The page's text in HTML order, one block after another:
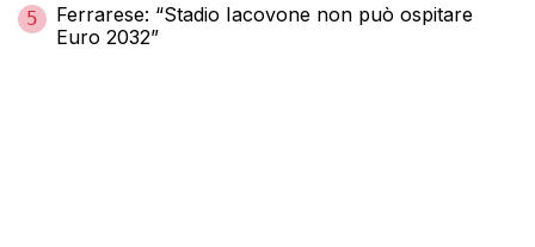
5
Ferrarese: “Stadio Iacovone non può ospitare
Euro 2032”